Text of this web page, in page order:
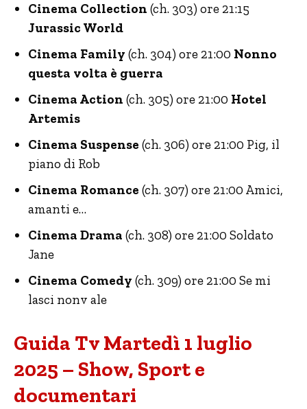
Cinema Collection (ch. 303) ore 21:15
Jurassic World
Cinema Family (ch. 304) ore 21:00 Nonno
questa volta è guerra
Cinema Action (ch. 305) ore 21:00 Hotel
Artemis
Cinema Suspense (ch. 306) ore 21:00 Pig, il
piano di Rob
Cinema Romance (ch. 307) ore 21:00 Amici,
amanti e…
Cinema Drama (ch. 308) ore 21:00 Soldato
Jane
Cinema Comedy (ch. 309) ore 21:00 Se mi
lasci nonv ale
Guida Tv Martedì 1 luglio
2025 – Show, Sport e
documentari